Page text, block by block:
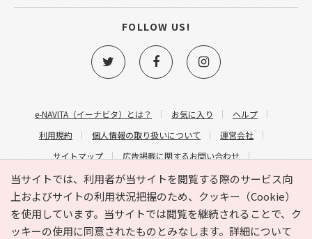
当サイトでは、利用者が当サイトを閲覧する際のサービス向
上およびサイトの利用状況把握のため、クッキー（Cookie）
を使用しています。当サイトでは閲覧を継続されることで、ク
ッキーの使用に同意されたものとみなします。詳細について
e-NAVITA（イーナビタ）とは？ お気に入り
ヘルプ
利用規約
個人情報の取り扱いについて
運営会社
サイトマップ
広告掲載に関するお問い合わせ
サイトの内容に関するお問い合わせ
FOLLOW US!